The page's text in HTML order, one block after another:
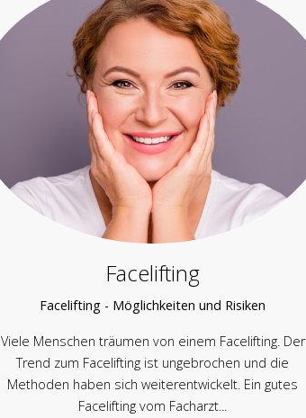
Facelifting
Facelifting - Möglichkeiten und Risiken
Viele Menschen träumen von einem Facelifting. Der
Trend zum Facelifting ist ungebrochen und die
Methoden haben sich weiterentwickelt. Ein gutes
Facelifting vom Facharzt...